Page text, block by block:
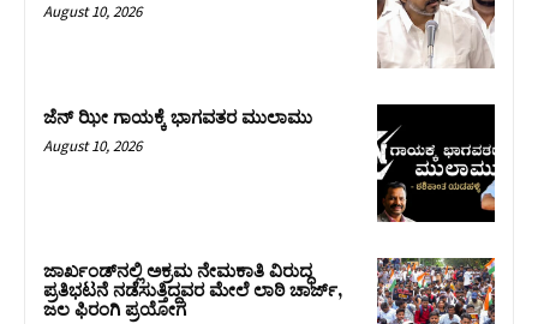
August 10, 2026
ಜೆನ್ ಝೀ ಗಾಯಕ್ಕೆ ಭಾಗವತರ ಮುಲಾಮು
August 10, 2026
ಜಾರ್ಖಂಡ್‌ನಲ್ಲಿ ಅಕ್ರಮ ನೇಮಕಾತಿ ವಿರುದ್ಧ
ಪ್ರತಿಭಟನೆ ನಡೆಸುತ್ತಿದ್ದವರ ಮೇಲೆ ಲಾಠಿ ಚಾರ್ಜ್‌,
ಜಲ ಫಿರಂಗಿ ಪ್ರಯೋಗ